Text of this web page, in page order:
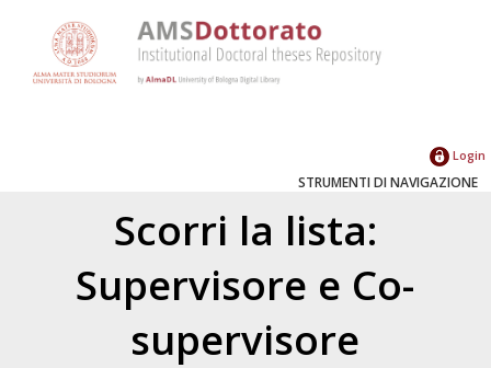
Login
STRUMENTI DI NAVIGAZIONE
Scorri la lista:
Supervisore e Co-
supervisore